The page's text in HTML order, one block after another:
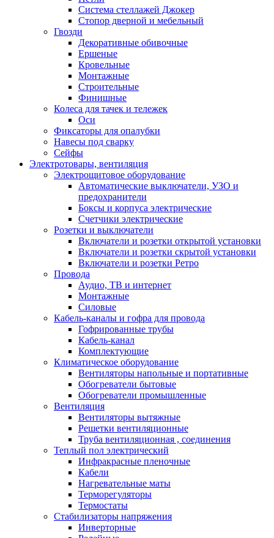
Система стеллажей Джокер
Стопор дверной и мебельный
Гвозди
Декоративные обивочные
Ершеные
Кровельные
Монтажные
Строительные
Финишные
Колеса для тачек и тележек
Оси
Фиксаторы для опалубки
Навесы под сварку
Сейфы
Электротовары, вентиляция
Электрощитовое оборудование
Автоматические выключатели, УЗО и
предохранители
Боксы и корпуса электрические
Счетчики электрические
Розетки и выключатели
Включатели и розетки открытой установки
Включатели и розетки скрытой установки
Включатели и розетки Ретро
Провода
Аудио, ТВ и интернет
Монтажные
Силовые
Кабель-каналы и гофра для провода
Гофрированные трубы
Кабель-канал
Комплектующие
Климатическое оборудование
Вентиляторы напольные и портативные
Обогреватели бытовые
Обогреватели промышленные
Вентиляция
Вентиляторы вытяжные
Решетки вентиляционные
Труба вентиляционная , соединения
Теплый пол электрический
Инфракрасные пленочные
Кабели
Нагревательные маты
Терморегуляторы
Термостаты
Стабилизаторы напряжения
Инверторные